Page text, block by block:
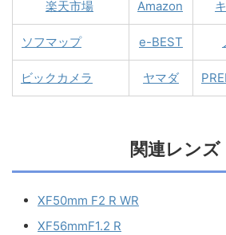
楽天市場 Amazon
ソフマップ e-BEST
ビックカメラ ヤマダ
関連レンズ
XF50mm F2 R WR
XF56mmF1.2 R